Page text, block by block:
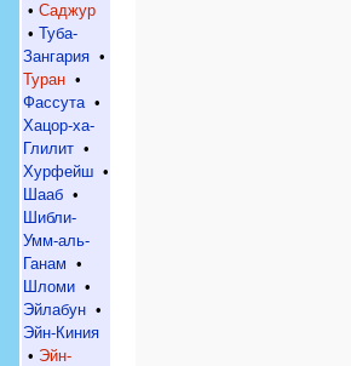
•Саджур
•Туба-
Зангария •
Туран •
Фассута •
Хацор-ха-
Глилит •
Хурфейш •
Шааб •
Шибли-
Умм-аль-
Ганам •
Шломи •
Эйлабун •
Эйн-Киния
• Эйн-